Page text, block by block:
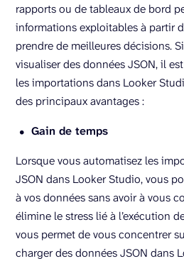
rapports ou de tableaux de bord
informations exploitables à partir
prendre de meilleures décisions.
visualiser des données JSON, il
les importations dans Looker
des principaux avantages :
Gain de temps
Lorsque vous automatisez les
JSON dans Looker Studio, vous
à vos données sans avoir à vous
élimine le stress lié à l’exécution
vous permet de vous concentrer
charger des données JSON dans